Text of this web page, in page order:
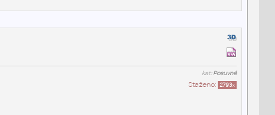
kat:Posuvné
Staženo: 2793x